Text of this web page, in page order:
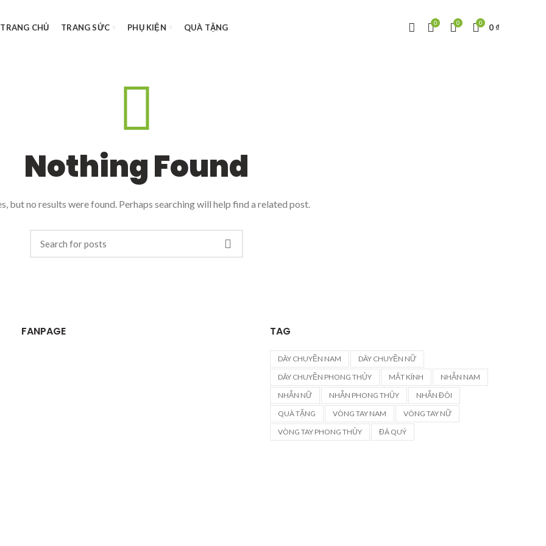
TRANG CHỦ TRANG SỨC PHỤ KIỆN QUÀ TẶNG 0 0 0 0₫
Nothing Found
but no results were found. Perhaps searching will help find a related post.
FANPAGE TAG
DÂY CHUYỀN NAM
DÂY CHUYỀN NỮ
DÂY CHUYỀN PHONG THỦY
MẮT KÍNH
NHẪN NAM
NHẪN NỮ
NHẪN PHONG THỦY
NHẪN ĐÔI
QUÀ TẶNG
VÒNG TAY NAM
VÒNG TAY NỮ
VÒNG TAY PHONG THỦY
ĐÁ QUÝ